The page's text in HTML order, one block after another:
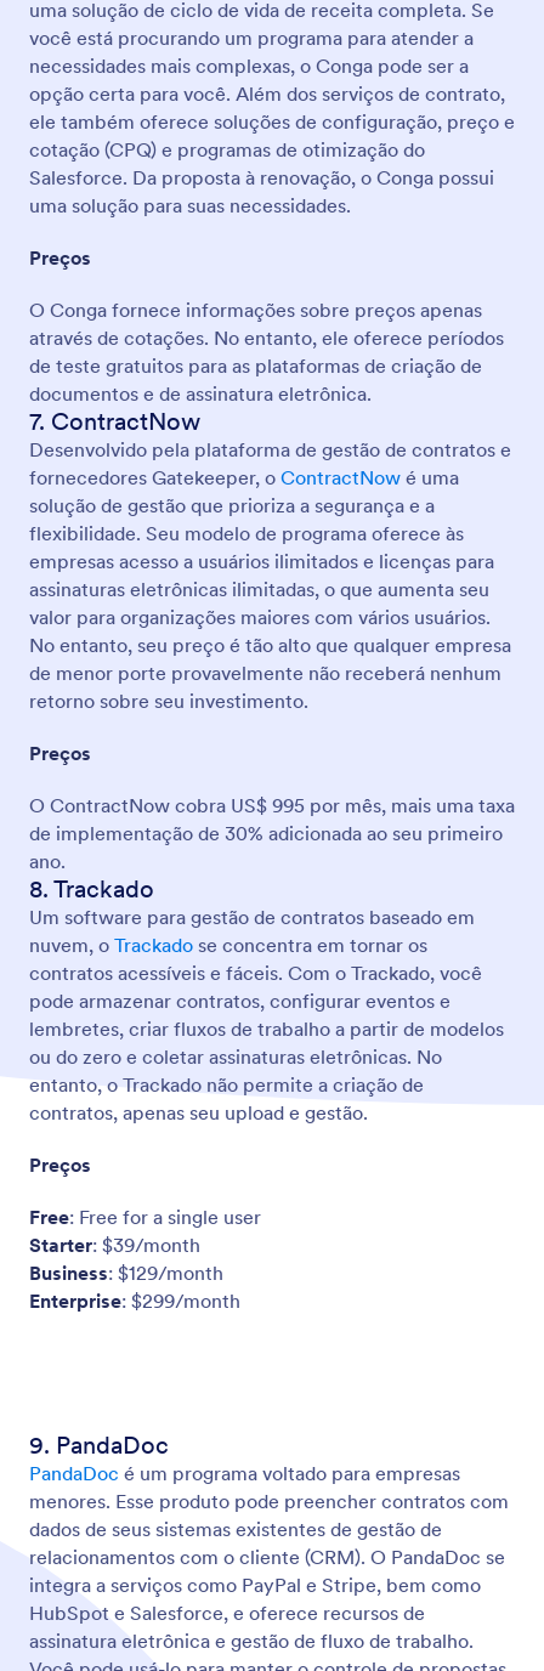
uma solução de ciclo de vida de receita completa. Se
você está procurando um programa para atender a
necessidades mais complexas, o Conga pode ser a
opção certa para você. Além dos serviços de contrato,
ele também oferece soluções de configuração, preço e
cotação (CPQ) e programas de otimização do
Salesforce. Da proposta à renovação, o Conga possui
uma solução para suas necessidades.
Preços
O Conga fornece informações sobre preços apenas
através de cotações. No entanto, ele oferece períodos
de teste gratuitos para as plataformas de criação de
documentos e de assinatura eletrônica.
7. ContractNow
Desenvolvido pela plataforma de gestão de contratos e
fornecedores Gatekeeper, o ContractNow é uma
solução de gestão que prioriza a segurança e a
flexibilidade. Seu modelo de programa oferece às
empresas acesso a usuários ilimitados e licenças para
assinaturas eletrônicas ilimitadas, o que aumenta seu
valor para organizações maiores com vários usuários.
No entanto, seu preço é tão alto que qualquer empresa
de menor porte provavelmente não receberá nenhum
retorno sobre seu investimento.
Preços
O ContractNow cobra US$ 995 por mês, mais uma taxa
de implementação de 30% adicionada ao seu primeiro
ano.
8. Trackado
Um software para gestão de contratos baseado em
nuvem, o Trackado se concentra em tornar os
contratos acessíveis e fáceis. Com o Trackado, você
pode armazenar contratos, configurar eventos e
lembretes, criar fluxos de trabalho a partir de modelos
ou do zero e coletar assinaturas eletrônicas. No
entanto, o Trackado não permite a criação de
contratos, apenas seu upload e gestão.
Preços
Free: Free for a single user
Starter: $39/month
Business: $129/month
Enterprise: $299/month
9. PandaDoc
PandaDoc é um programa voltado para empresas
menores. Esse produto pode preencher contratos com
dados de seus sistemas existentes de gestão de
relacionamentos com o cliente (CRM). O PandaDoc se
integra a serviços como PayPal e Stripe, bem como
HubSpot e Salesforce, e oferece recursos de
assinatura eletrônica e gestão de fluxo de trabalho.